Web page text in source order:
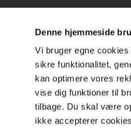
Denne hjemmeside
Vi bruger egne
sikre funktionalitet,
kan optimere vores
vise dig funktioner til
tilbage. Du skal være
ikke accepterer